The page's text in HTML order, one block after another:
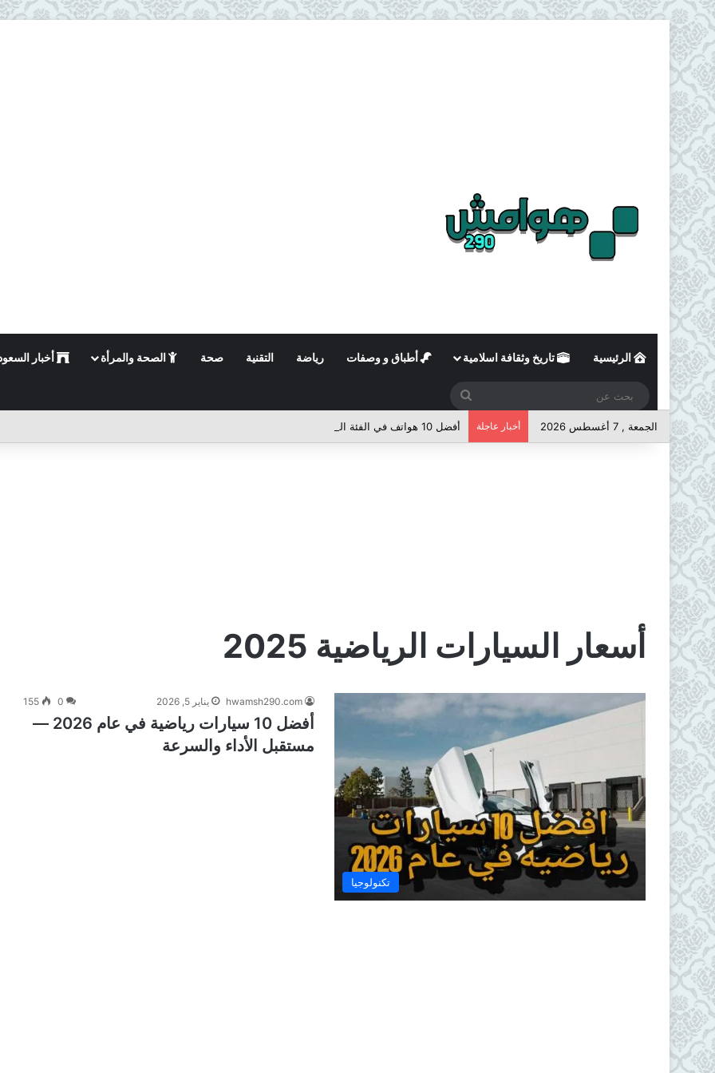
الرئيسية تاريخ وثقافة اسلامية أطباق و وصفات رياضة التقنية صحة الصحة والمرأة أخبار
عن
الجمعة , 7 أغسطس 2026 أخبار عاجلة أفضل 10 هواتف في الفئة المتوسطة لعام 2026
أسعار السيارات الرياضية 2025
تكنولوجيا
hwamsh290.com يناير 5, 2026 0
155
أفضل 10 سيارات رياضية في عام 2026 —
مستقبل الأداء والسرعة